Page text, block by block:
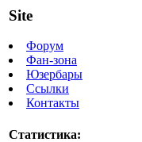
Site
Форум
Фан-зона
Юзербары
Ссылки
Контакты
Статистика: